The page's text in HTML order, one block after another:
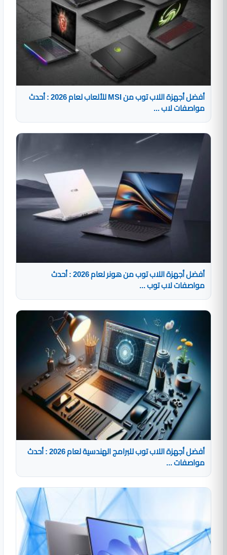
أفضل أجهزة اللاب توب من MSI للألعاب لعام 2026 : أحدث
مواصفات لاب ...
أفضل أجهزة اللاب توب من هونر لعام 2026 : أحدث
مواصفات لاب توب ...
أفضل أجهزة اللاب توب للبرامج الهندسية لعام 2026 : أحدث
مواصفات ...